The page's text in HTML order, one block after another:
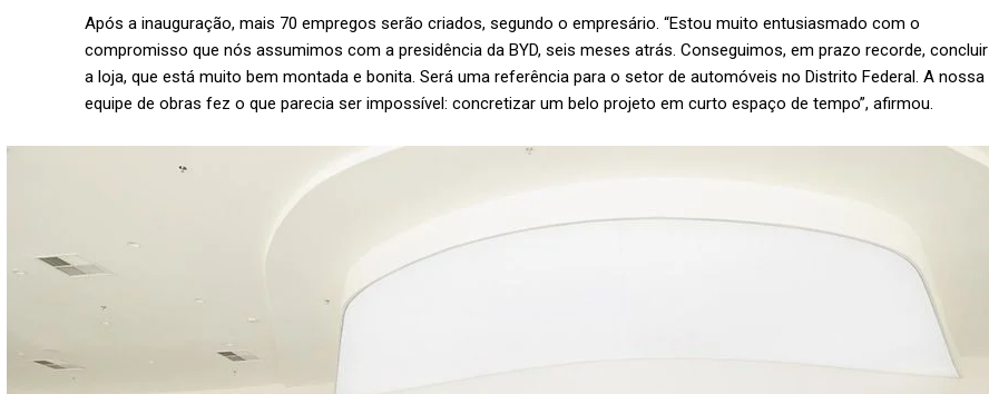
Após a inauguração, mais 70 empregos serão criados, segundo o empresário. “Estou muito entusiasmado com o
compromisso que nós assumimos com a presidência da BYD, seis meses atrás. Conseguimos, em prazo recorde, concluir
a loja, que está muito bem montada e bonita. Será uma referência para o setor de automóveis no Distrito Federal. A nossa
equipe de obras fez o que parecia ser impossível: concretizar um belo projeto em curto espaço de tempo”, afirmou.